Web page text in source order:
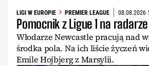
LIGI W EUROPIE PREMIER LEAGUE 08.08.2026
Pomocnik z Ligue 1 na
Włodarze Newcastle pracują nad
środka pola. Na ich liście życzeń
Emile Hojbjerg z Marsylii.